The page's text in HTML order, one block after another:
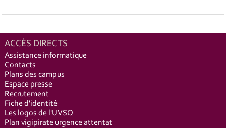
ACCÈS DIRECTS
Assistance informatique
Contacts
Plans des campus
Espace presse
Recrutement
Fiche d'identité
Les logos de l'UVSQ
Plan vigipirate urgence attentat